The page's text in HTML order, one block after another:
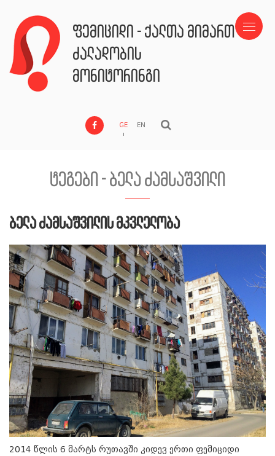
ფემიციდი - ქალთა მიმართ
ძალადობის
მონიტორინგი
GE EN
ტეგები - ბელა ძამსაშვილი
ბელა ძამსაშვილის მკვლელობა
2014 წლის 6 მარტს რუთავში კიდევ ერთი ფემიციდი